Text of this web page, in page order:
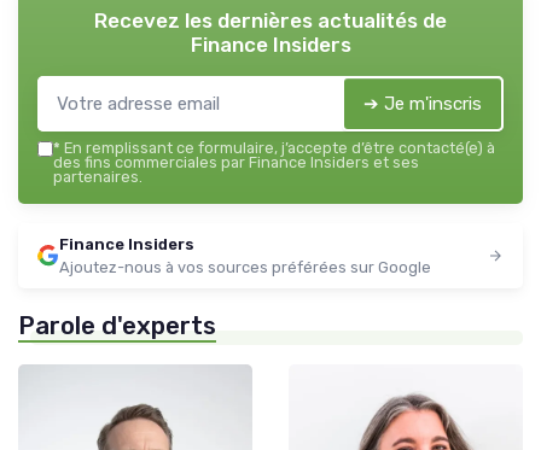
Recevez les dernières actualités de
Finance Insiders
➔ Je m'inscris
* En remplissant ce formulaire, j’accepte d’être contacté(e) à
des fins commerciales par Finance Insiders et ses
partenaires.
Finance Insiders
Ajoutez-nous à vos sources préférées sur Google
Parole d'experts